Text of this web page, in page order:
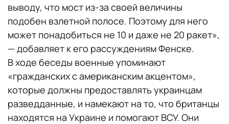
выводу, что мост из-за своей величины
подобен взлетной полосе. Поэтому для него
может понадобиться не 10 и даже не 20 ракет»,
— добавляет к его рассуждениям Фенске.
В ходе беседы военные упоминают
«гражданских с американским акцентом»,
которые должны предоставлять украинцам
разведданные, и намекают на то, что британцы
находятся на Украине и помогают ВСУ. Они